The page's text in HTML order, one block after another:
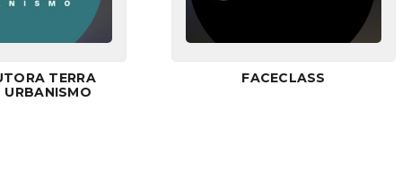
TERRA
URBANISMO
FACECLASS